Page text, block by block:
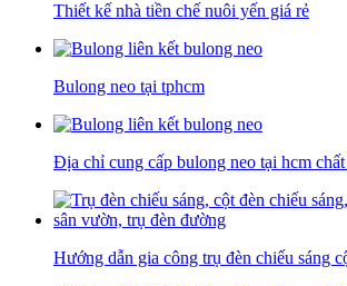
Thiết kế nhà tiền chế nuôi yến giá rẻ
Bulong neo tại tphcm
Địa chỉ cung cấp bulong neo tại hcm
Hướng dẫn gia công trụ đèn chiếu sáng